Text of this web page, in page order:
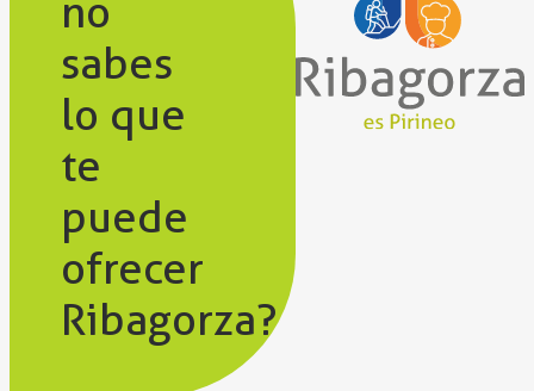
no
sabes
lo que
te
puede
ofrecer
Ribagorza?